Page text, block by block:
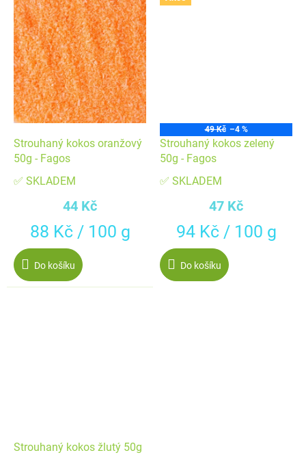
Strouhaný kokos oranžový
50g - Fagos
✅ SKLADEM
44 Kč
Měrná
cena:
88 Kč / 100 g
Do košíku
49 Kč –4 %
Strouhaný kokos zelený
50g - Fagos
✅ SKLADEM
47 Kč
Měrná
cena:
94 Kč / 100 g
Do košíku
Strouhaný kokos žlutý 50g